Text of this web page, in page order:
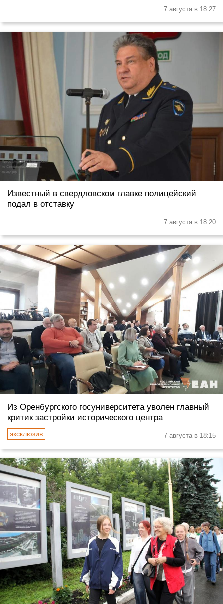
7 августа в 18:27
Известный в свердловском главке полицейский
подал в отставку
7 августа в 18:20
Из Оренбургского госуниверситета уволен главный
критик застройки исторического центра
7 августа в 18:15